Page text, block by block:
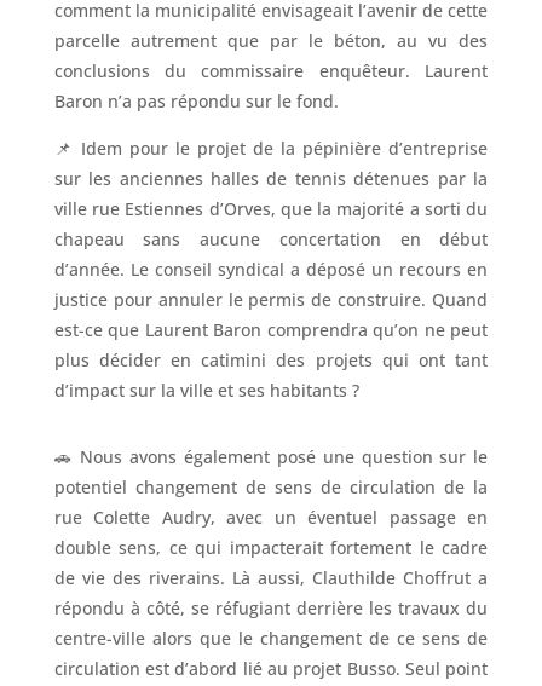
comment la municipalité envisageait l’avenir de cette
parcelle autrement que par le béton, au vu des
conclusions du commissaire enquêteur. Laurent
Baron n’a pas répondu sur le fond.
📌 Idem pour le projet de la pépinière d’entreprise
sur les anciennes halles de tennis détenues par la
ville rue Estiennes d’Orves, que la majorité a sorti du
chapeau sans aucune concertation en début
d’année. Le conseil syndical a déposé un recours en
justice pour annuler le permis de construire. Quand
est-ce que Laurent Baron comprendra qu’on ne peut
plus décider en catimini des projets qui ont tant
d’impact sur la ville et ses habitants ?
🚗 Nous avons également posé une question sur le
potentiel changement de sens de circulation de la
rue Colette Audry, avec un éventuel passage en
double sens, ce qui impacterait fortement le cadre
de vie des riverains. Là aussi, Clauthilde Choffrut a
répondu à côté, se réfugiant derrière les travaux du
centre-ville alors que le changement de ce sens de
circulation est d’abord lié au projet Busso. Seul point